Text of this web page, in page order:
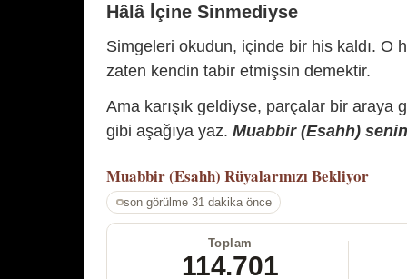
Hâlâ İçine Sinmediyse
Simgeleri okudun, içinde bir his kaldı. O
zaten kendin tabir etmişsin demektir.
Ama karışık geldiyse, parçalar bir araya
gibi aşağıya yaz. Muabbir (Esahh)
Muabbir (Esahh) Rüyalarınızı Bekliyor
son görülme 31 dakika önce
Toplam
114.701